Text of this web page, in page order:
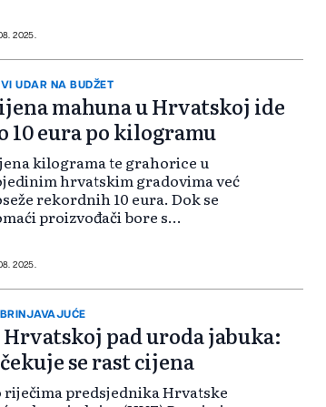
E5 Sportbacka. U pitanju
2025.
UDAR NA BUDŽET
mahuna u Hrvatskoj ide
10 eura po kilogramu
kilograma te grahorice u
hrvatskim gradovima već
rekordnih 10 eura. Dok se
proizvođači bore s
zbog novog udara na
budžet. Omil...
2025.
Hrvatskoj pad uroda jabuka:
se rast cijena
riječima predsjednika Hrvatske